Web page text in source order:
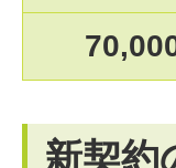
新契約